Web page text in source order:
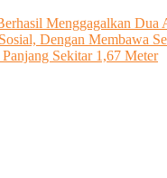
Menggagalkan Dua
Dengan Membawa
Sekitar 1,67 Meter